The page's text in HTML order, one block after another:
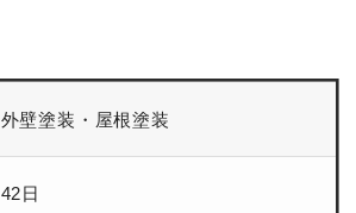
外壁塗装・屋根塗装
42日